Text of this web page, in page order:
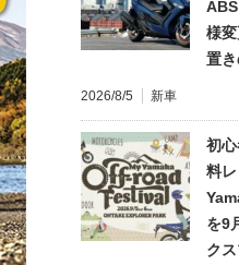
様
置き
2026/8/5 新車
初
料
を9
ク